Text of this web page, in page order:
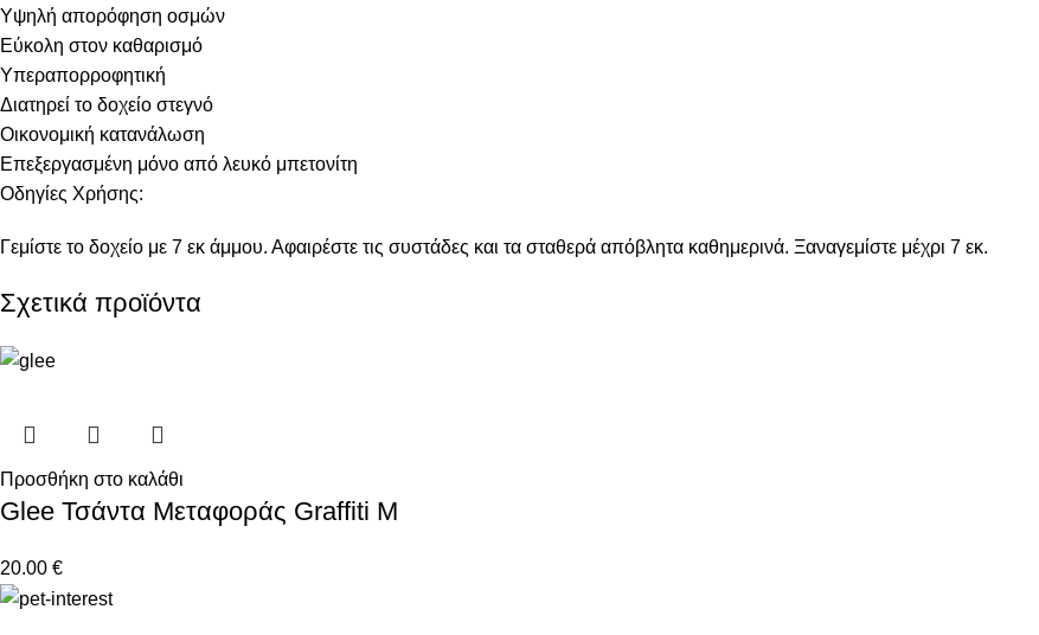
Υψηλή απορόφηση οσμών
Εύκολη στον καθαρισμό
Υπεραπορροφητική
Διατηρεί το δοχείο στεγνό
Οικονομική κατανάλωση
Επεξεργασμένη μόνο από λευκό μπετονίτη
Οδηγίες Χρήσης:
Γεμίστε το δοχείο με 7 εκ άμμου. Αφαιρέστε τις συστάδες και τα σταθερά απόβλητα καθημερινά. Ξαναγεμίστε μέχρι 7 εκ.
Σχετικά προϊόντα
Προσθήκη στο καλάθι
Glee Τσάντα Μεταφοράς Graffiti M
20.00 €